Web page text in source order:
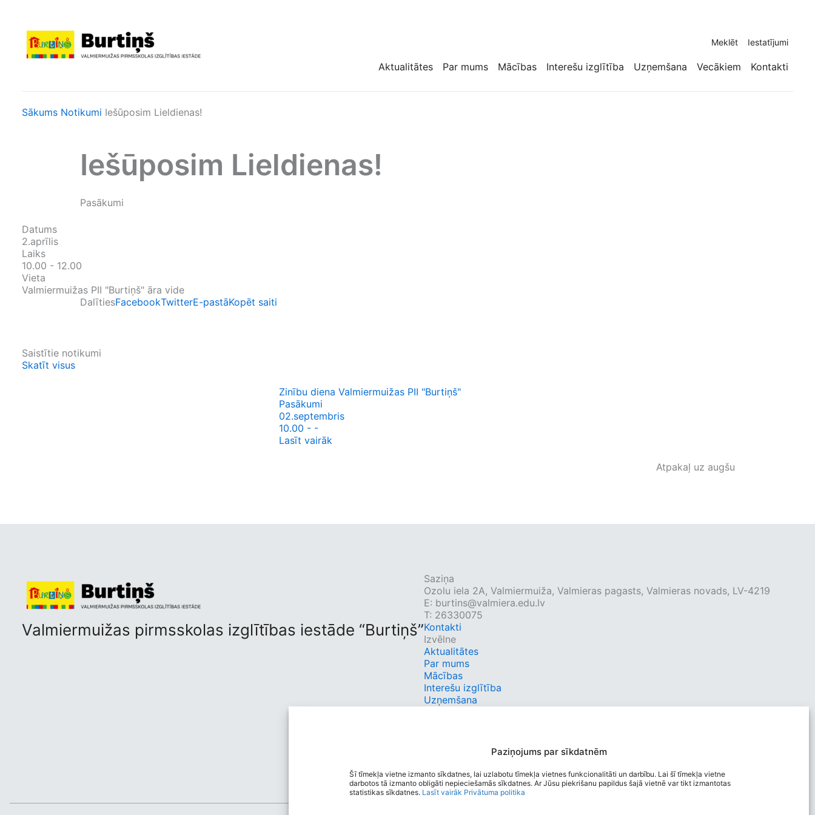
Paziņojums par sīkdatnēm
Šī tīmekļa vietne izmanto sīkdatnes, lai uzlabotu tīmekļa vietnes funkcionalitāti un darbību. Lai šī tīmekļa vietne
darbotos tā izmanto obligāti nepieciešamās sīkdatnes. Ar Jūsu piekrišanu papildus šajā vietnē var tikt izmantotas
statistikas sīkdatnes. Lasīt vairāk Privātuma politika
content
Meklēt Iestatījumi
Aktualitātes Par mums Mācības Interešu izglītība Uzņemšana Vecākiem Kontakti
Sākums Notikumi Iešūposim Lieldienas!
Iešūposim Lieldienas!
Pasākumi
Datums
2.aprīlis
Laiks
10.00 - 12.00
Vieta
Valmiermuižas PII "Burtiņš" āra vide
DalītiesFacebookTwitterE-pastāKopēt saiti
Saistītie notikumi
Skatīt visus
Zinību diena Valmiermuižas PII "Burtiņš"
Pasākumi
02.septembris
10.00 - -
Lasīt vairāk
Atpakaļ uz augšu
Valmiermuižas pirmsskolas izglītības iestāde “Burtiņš”
Saziņa
Ozolu iela 2A, Valmiermuiža, Valmieras pagasts, Valmieras novads, LV-4219
E: burtins@valmiera.edu.lv
T: 26330075
Kontakti
Izvēlne
Aktualitātes
Par mums
Mācības
Interešu izglītība
Uzņemšana
Autobusu saraksts
Sociālie tīkli